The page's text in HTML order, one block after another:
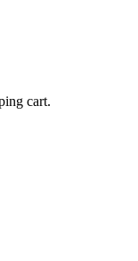
cart.